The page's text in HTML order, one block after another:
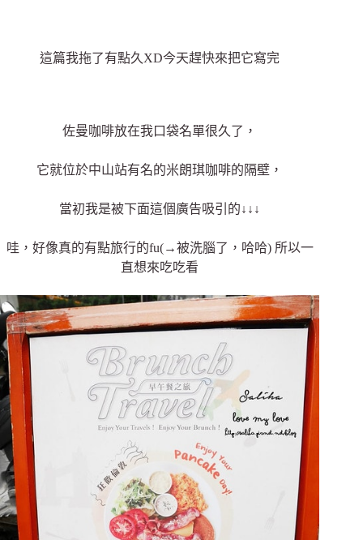
這篇我拖了有點久XD今天趕快來把它寫完
佐曼咖啡放在我口袋名單很久了，
它就位於中山站有名的米朗琪咖啡的隔壁，
當初我是被下面這個廣告吸引的↓↓↓
哇，好像真的有點旅行的fu(→被洗腦了，哈哈) 所以一
直想來吃吃看